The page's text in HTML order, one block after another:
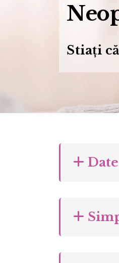
Stiați